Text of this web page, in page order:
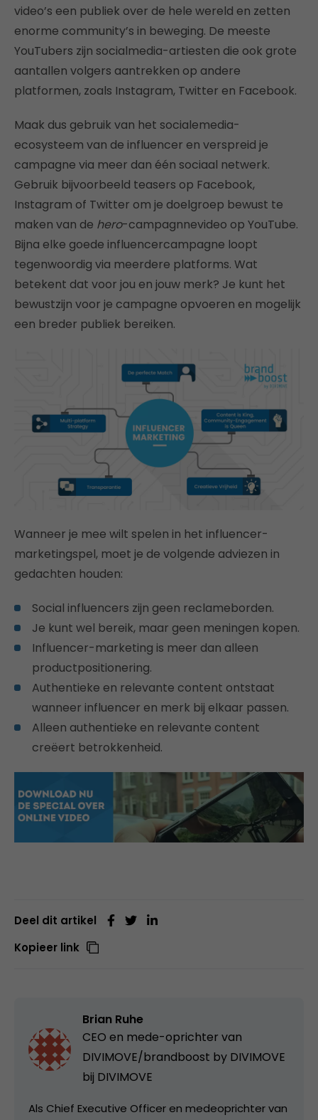
video’s een publiek over de hele wereld en zetten
enorme community’s in beweging. De meeste
YouTubers zijn socialmedia-artiesten die ook grote
aantallen volgers aantrekken op andere
platformen, zoals Instagram, Twitter en Facebook.
Maak dus gebruik van het socialemedia-
ecosysteem van de influencer en verspreid je
campagne via meer dan één sociaal netwerk.
Gebruik bijvoorbeeld teasers op Facebook,
Instagram of Twitter om je doelgroep bewust te
maken van de hero-campagnnevideo op YouTube.
Bijna elke goede influencercampagne loopt
tegenwoordig via meerdere platforms. Wat
betekent dat voor jou en jouw merk? Je kunt het
bewustzijn voor je campagne opvoeren en mogelijk
een breder publiek bereiken.
Wanneer je mee wilt spelen in het influencer-
marketingspel, moet je de volgende adviezen in
gedachten houden:
Social influencers zijn geen reclameborden.
Je kunt wel bereik, maar geen meningen kopen.
Influencer-marketing is meer dan alleen
productpositionering.
Authentieke en relevante content ontstaat
wanneer influencer en merk bij elkaar passen.
Alleen authentieke en relevante content
creëert betrokkenheid.
Deel dit artikel
Kopieer link
Brian Ruhe
CEO en mede-oprichter van
DIVIMOVE/brandboost by DIVIMOVE
bij DIVIMOVE
Als Chief Executive Officer en medeoprichter van